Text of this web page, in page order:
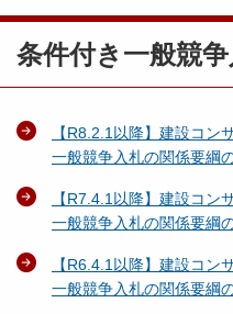
条件付き一般競
【R8.2.1以降】建設コン
一般競争入札の関係要綱
【R7.4.1以降】建設コン
一般競争入札の関係要綱
【R6.4.1以降】建設コン
一般競争入札の関係要綱